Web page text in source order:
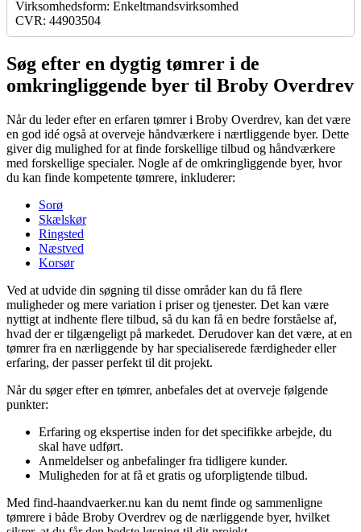
Virksomhedsform: Enkeltmandsvirksomhed
CVR: 44903504
Søg efter en dygtig tømrer i de
omkringliggende byer til Broby Overdrev
Når du leder efter en erfaren tømrer i Broby Overdrev, kan det være
en god idé også at overveje håndværkere i nærtliggende byer. Dette
giver dig mulighed for at finde forskellige tilbud og håndværkere
med forskellige specialer. Nogle af de omkringliggende byer, hvor
du kan finde kompetente tømrere, inkluderer:
Sorø
Skælskør
Ringsted
Næstved
Korsør
Ved at udvide din søgning til disse områder kan du få flere
muligheder og mere variation i priser og tjenester. Det kan være
nyttigt at indhente flere tilbud, så du kan få en bedre forståelse af,
hvad der er tilgængeligt på markedet. Derudover kan det være, at en
tømrer fra en nærliggende by har specialiserede færdigheder eller
erfaring, der passer perfekt til dit projekt.
Når du søger efter en tømrer, anbefales det at overveje følgende
punkter:
Erfaring og ekspertise inden for det specifikke arbejde, du
skal have udført.
Anmeldelser og anbefalinger fra tidligere kunder.
Muligheden for at få et gratis og uforpligtende tilbud.
Med find-haandvaerker.nu kan du nemt finde og sammenligne
tømrere i både Broby Overdrev og de nærliggende byer, hvilket